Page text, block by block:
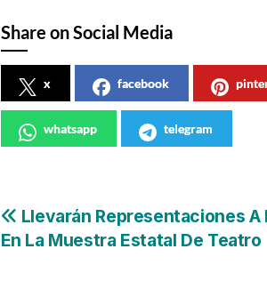
Share on Social Media
x facebook
whatsapp telegram
Navegación
Llevarán Representaciones A
En La Muestra Estatal De Teatro